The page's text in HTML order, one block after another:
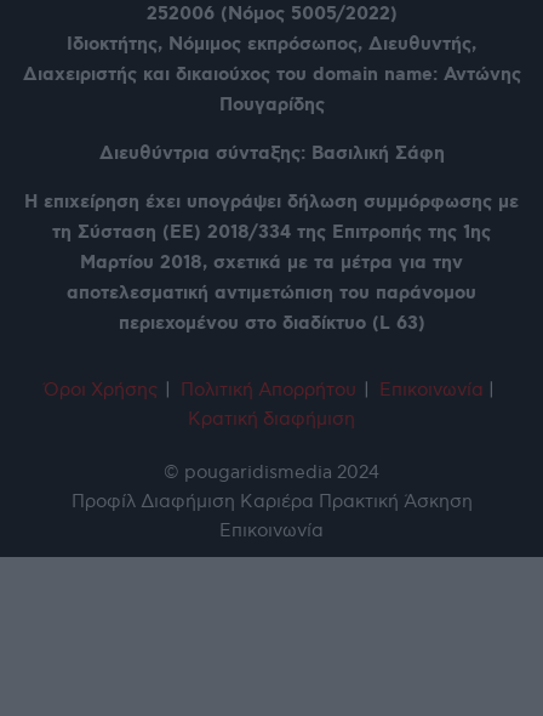
252006 (Νόμος 5005/2022)
Ιδιοκτήτης, Νόμιμος εκπρόσωπος, Διευθυντής,
Διαχειριστής και δικαιούχος του domain name: Αντώνης
Πουγαρίδης
Διευθύντρια σύνταξης: Βασιλική Σάφη
Η επιχείρηση έχει υπογράψει δήλωση συμμόρφωσης με
τη Σύσταση (ΕΕ) 2018/334 της Επιτροπής της 1ης
Μαρτίου 2018, σχετικά με τα μέτρα για την
αποτελεσματική αντιμετώπιση του παράνομου
περιεχομένου στο διαδίκτυο (L 63)
Όροι Χρήσης Πολιτική Απορρήτου Επικοινωνία
Κρατική διαφήμιση
© pougaridismedia 2024
Προφίλ Διαφήμιση Καριέρα Πρακτική Άσκηση
Επικοινωνία